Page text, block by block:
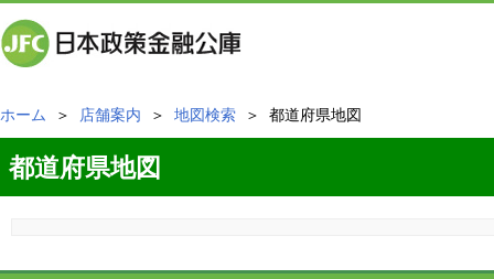
ホーム ＞ 店舗案内 ＞ 地図検索 ＞ 都道府県地図
都道府県地図